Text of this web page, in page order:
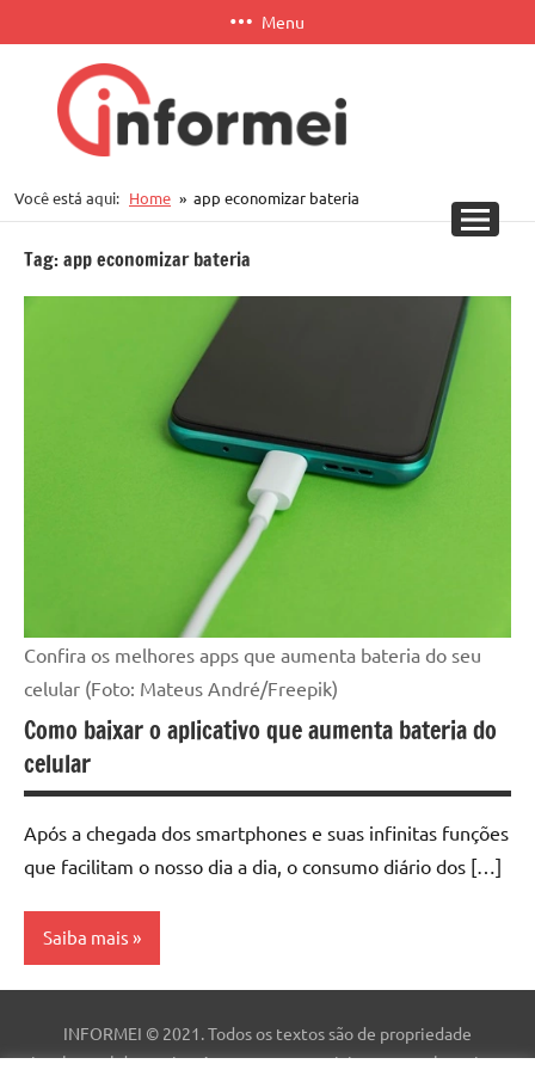
para
conteúdo
Menu
APP
Você está aqui: Home app economizar bateria
Tag:app economizar bateria
Confira os melhores apps que aumenta bateria do seu
celular (Foto: Mateus André/Freepik)
Como baixar o aplicativo que aumenta bateria do
celular
Após a chegada dos smartphones e suas infinitas funções
que facilitam o nosso dia a dia, o consumo diário dos […]
Saiba mais
INFORMEI © 2021. Todos os textos são de propriedade
intelectual deste site. As marcas comerciais, nomes e logotipos